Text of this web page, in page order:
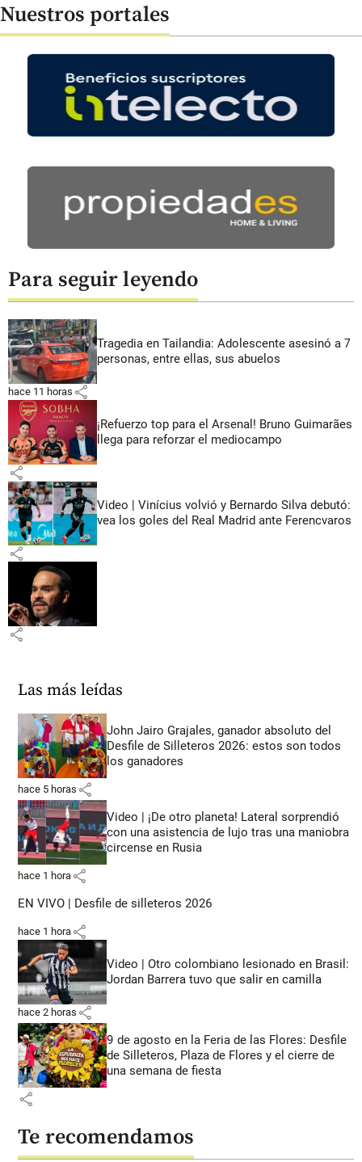
Nuestros portales
Para seguir leyendo
Tragedia en Tailandia: Adolescente asesinó a 7
personas, entre ellas, sus abuelos
hace 11 horas share
¡Refuerzo top para el Arsenal! Bruno Guimarães
llega para reforzar el mediocampo
share
Video | Vinícius volvió y Bernardo Silva debutó:
vea los goles del Real Madrid ante Ferencvaros
share
share
Las más leídas
John Jairo Grajales, ganador absoluto del
Desfile de Silleteros 2026: estos son todos
los ganadores
hace 5 horas share
Video | ¡De otro planeta! Lateral sorprendió
con una asistencia de lujo tras una maniobra
circense en Rusia
hace 1 hora share
EN VIVO | Desfile de silleteros 2026
hace 1 hora share
Video | Otro colombiano lesionado en Brasil:
Jordan Barrera tuvo que salir en camilla
hace 2 horas share
9 de agosto en la Feria de las Flores: Desfile
de Silleteros, Plaza de Flores y el cierre de
una semana de fiesta
share
Te recomendamos